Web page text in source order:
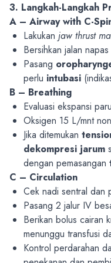
3. Langkah-Langkah
A – Airway with C-
Lakukan jaw thrust
Bersihkan jalan
Pasang
perlu intubasi
B – Breathing
Evaluasi ekspansi
Oksigen 15 L/mnt
Jika ditemukan
dekompresi jarum
dengan pemasangan
C – Circulation
Cek nadi sentral dan
Pasang 2 jalur IV
Berikan bolus cairan
menunggu transfusi
Kontrol perdarahan